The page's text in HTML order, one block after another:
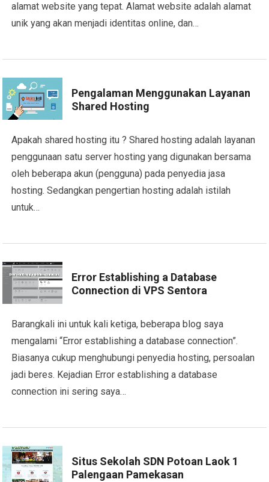
alamat website yang tepat. Alamat website adalah alamat
unik yang akan menjadi identitas online, dan…
Pengalaman Menggunakan Layanan
Shared Hosting
Apakah shared hosting itu ? Shared hosting adalah layanan
penggunaan satu server hosting yang digunakan bersama
oleh beberapa akun (pengguna) pada penyedia jasa
hosting. Sedangkan pengertian hosting adalah istilah
untuk…
Error Establishing a Database
Connection di VPS Sentora
Barangkali ini untuk kali ketiga, beberapa blog saya
mengalami “Error establishing a database connection”.
Biasanya cukup menghubungi penyedia hosting, persoalan
jadi beres. Kejadian Error establishing a database
connection ini sering saya…
Situs Sekolah SDN Potoan Laok 1
Palengaan Pamekasan